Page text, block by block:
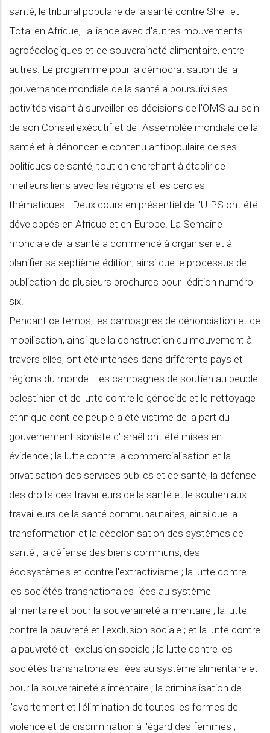
santé, le tribunal populaire de la santé contre Shell et
Total en Afrique, l'alliance avec d'autres mouvements
agroécologiques et de souveraineté alimentaire, entre
autres. Le programme pour la démocratisation de la
gouvernance mondiale de la santé a poursuivi ses
activités visant à surveiller les décisions de l'OMS au sein
de son Conseil exécutif et de l'Assemblée mondiale de la
santé et à dénoncer le contenu antipopulaire de ses
politiques de santé, tout en cherchant à établir de
meilleurs liens avec les régions et les cercles
thématiques. Deux cours en présentiel de l'UIPS ont été
développés en Afrique et en Europe. La Semaine
mondiale de la santé a commencé à organiser et à
planifier sa septième édition, ainsi que le processus de
publication de plusieurs brochures pour l'édition numéro
six.
Pendant ce temps, les campagnes de dénonciation et de
mobilisation, ainsi que la construction du mouvement à
travers elles, ont été intenses dans différents pays et
régions du monde. Les campagnes de soutien au peuple
palestinien et de lutte contre le génocide et le nettoyage
ethnique dont ce peuple a été victime de la part du
gouvernement sioniste d'Israël ont été mises en
évidence ; la lutte contre la commercialisation et la
privatisation des services publics et de santé, la défense
des droits des travailleurs de la santé et le soutien aux
travailleurs de la santé communautaires, ainsi que la
transformation et la décolonisation des systèmes de
santé ; la défense des biens communs, des
écosystèmes et contre l'extractivisme ; la lutte contre
les sociétés transnationales liées au système
alimentaire et pour la souveraineté alimentaire ; la lutte
contre la pauvreté et l'exclusion sociale ; et la lutte contre
la pauvreté et l'exclusion sociale ; la lutte contre les
sociétés transnationales liées au système alimentaire et
pour la souveraineté alimentaire ; la criminalisation de
l'avortement et l'élimination de toutes les formes de
violence et de discrimination à l'égard des femmes ;